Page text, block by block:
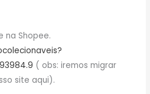
na Shopee.
( obs: iremos migrar
site aqui).